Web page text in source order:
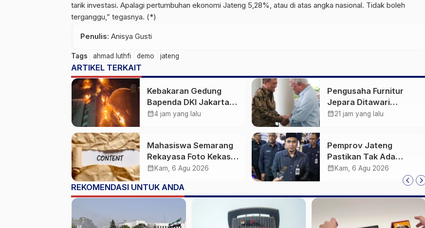
tarik investasi. Apalagi pertumbuhan ekonomi Jateng 5,28%, atau di atas angka nasional. Tidak boleh
terganggu,” tegasnya. (*)
Penulis: Anisya Gusti
Tags ahmad luthfi demo jateng
ARTIKEL TERKAIT
Kebakaran Gedung
Bapenda DKI Jakarta:
20 Unit Pemadam dan
Kencang Jadi
Tantangan
calendar_month4 jam yang lalu
Pengusaha Furnitur
Jepara Ditawari
Perluasan Pangsa
calendar_month21 jam yang lalu
Mahasiswa Semarang
Rekayasa Foto Kekasih
Jadi Konten Cabul
calendar_month Kam, 6 Agu 2026
Pemprov Jateng
Pastikan Tak Ada
Kendala Pembayaran
calendar_month Kam, 6 Agu 2026
REKOMENDASI UNTUK ANDA